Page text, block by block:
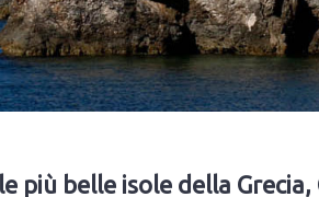
più belle isole della